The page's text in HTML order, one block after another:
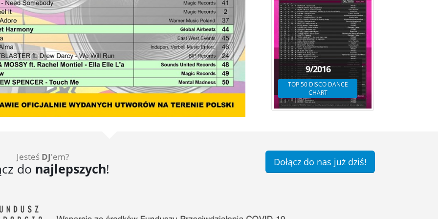
9/2016
TOP 50 DISCO DANCE
CHART
Jesteś DJ'em?
do najlepszych! Dołącz do nas już dziś!